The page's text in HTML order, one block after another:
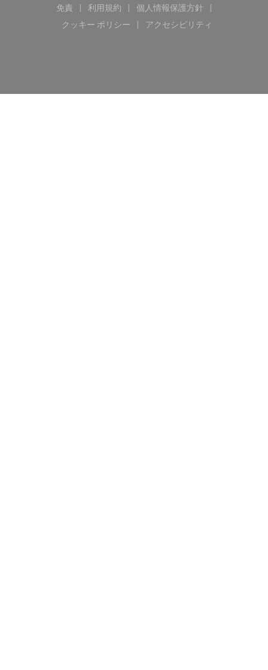
免責
((新しいウィンドウで開きます))
利用規約
((新しいウィンドウで開きます))
個人情報保護方針
((新しいウィンドウで開
クッキー ポリシー
((新しいウィンドウで開きます))
アクセシビリティ
((新しいウィンドウで